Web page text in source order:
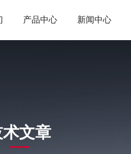
产品中心 新闻中心
文章